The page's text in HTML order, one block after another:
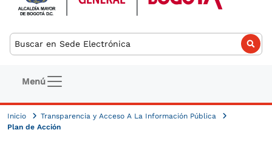
Buscar
Navegación principal
Menú
Inicio
Transparencia y Acceso A La Información Pública
Plan de Acción